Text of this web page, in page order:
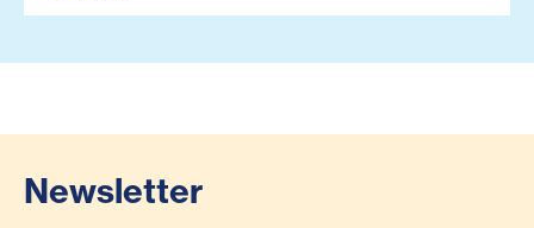
Newsletter